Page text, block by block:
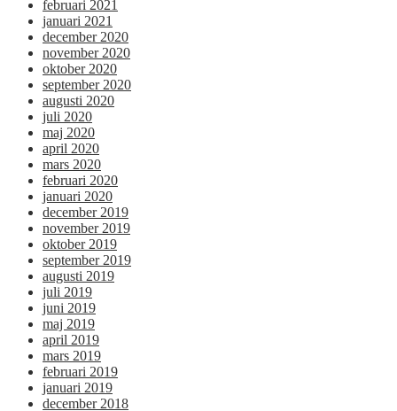
februari 2021
januari 2021
december 2020
november 2020
oktober 2020
september 2020
augusti 2020
juli 2020
maj 2020
april 2020
mars 2020
februari 2020
januari 2020
december 2019
november 2019
oktober 2019
september 2019
augusti 2019
juli 2019
juni 2019
maj 2019
april 2019
mars 2019
februari 2019
januari 2019
december 2018